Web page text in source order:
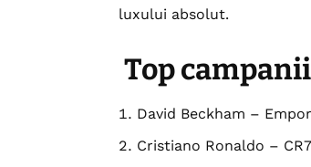
luxului absolut.
Top
David Beckham –
Cristiano Ronaldo –